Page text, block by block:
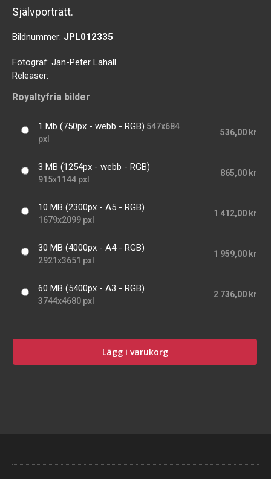
Självporträtt.
Bildnummer: JPL012335
Fotograf: Jan-Peter Lahall
Releaser:
Royaltyfria bilder
1 Mb (750px - webb - RGB) 547x684
pxl
536,00 kr
3 MB (1254px - webb - RGB)
915x1144 pxl
865,00 kr
10 MB (2300px - A5 - RGB)
1679x2099 pxl
1 412,00 kr
30 MB (4000px - A4 - RGB)
2921x3651 pxl
1 959,00 kr
60 MB (5400px - A3 - RGB)
3744x4680 pxl
2 736,00 kr
Lägg i varukorg